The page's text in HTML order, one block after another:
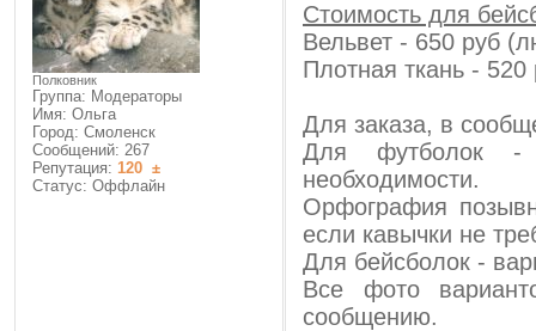
Полковник
Группа: Модераторы
Имя: Ольга
Город: Смоленск
Сообщений: 267
Репутация: 120 ±
Статус: Оффлайн
Стоимость для
Вельвет - 650 руб
Плотная ткань -
Для заказа, в
Для футболок -
необходимости.
Орфография
если кавычки не
Для бейсболок -
Все фото
сообщению.